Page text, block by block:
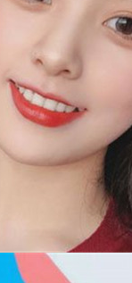
看 早安美
清新 浅笑
个性 祝所
4
6
7